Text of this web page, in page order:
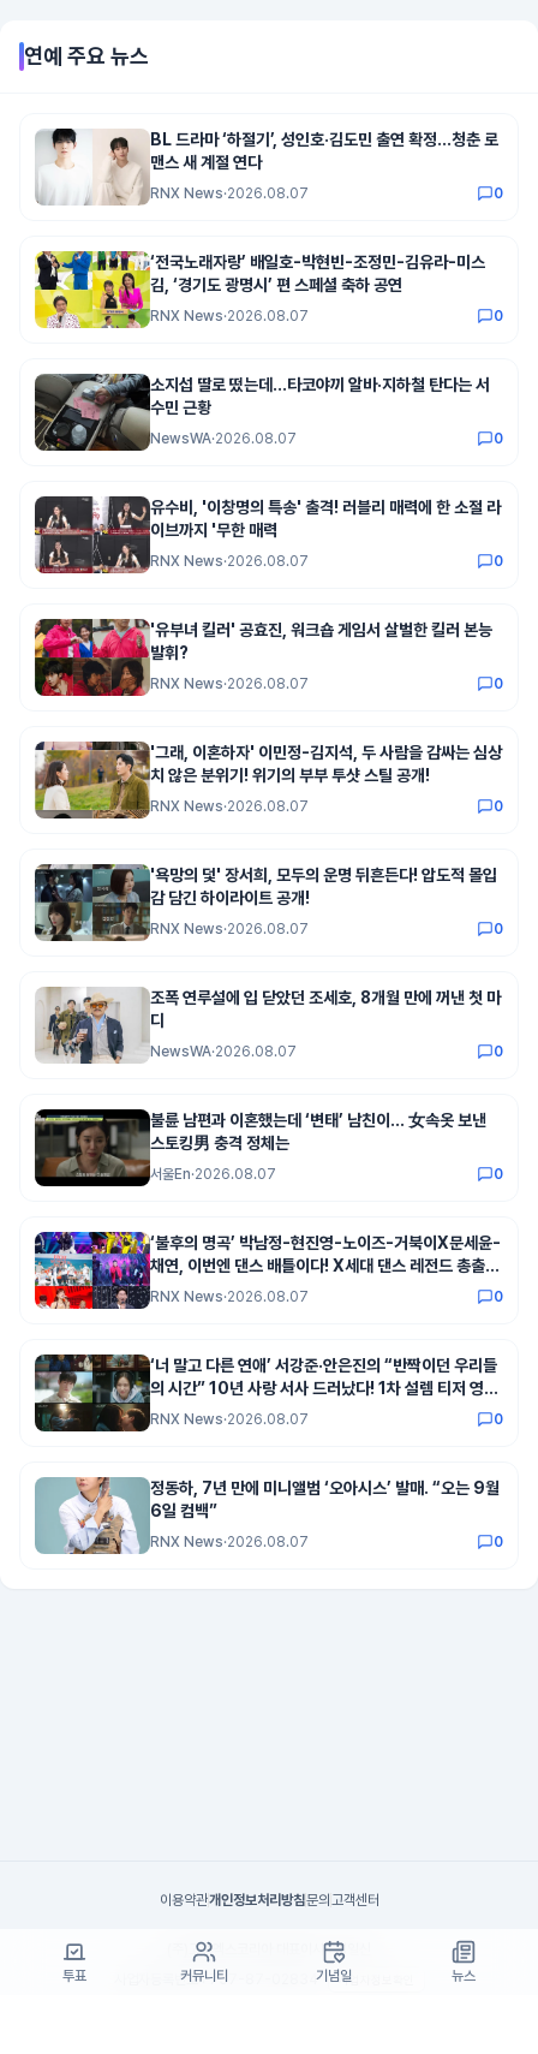
연예 주요 뉴스
BL 드라마 ‘하절기’, 성인호·김도민 출연 확정…청춘 로
맨스 새 계절 연다
RNX News·2026.08.07 0
‘전국노래자랑’ 배일호-박현빈-조정민-김유라-미스
김, ‘경기도 광명시’ 편 스페셜 축하 공연
RNX News·2026.08.07 0
소지섭 딸로 떴는데…타코야끼 알바·지하철 탄다는 서
수민 근황
NewsWA·2026.08.07 0
유수비, '이창명의 특송' 출격! 러블리 매력에 한 소절 라
이브까지 '무한 매력
RNX News·2026.08.07 0
'유부녀 킬러' 공효진, 워크숍 게임서 살벌한 킬러 본능
발휘?
RNX News·2026.08.07 0
'그래, 이혼하자' 이민정-김지석, 두 사람을 감싸는 심상
치 않은 분위기! 위기의 부부 투샷 스틸 공개!
RNX News·2026.08.07 0
'욕망의 덫' 장서희, 모두의 운명 뒤흔든다! 압도적 몰입
감 담긴 하이라이트 공개!
RNX News·2026.08.07 0
조폭 연루설에 입 닫았던 조세호, 8개월 만에 꺼낸 첫 마
디
NewsWA·2026.08.07 0
불륜 남편과 이혼했는데 ‘변태’ 남친이… 女속옷 보낸
스토킹男 충격 정체는
서울En·2026.08.07 0
‘불후의 명곡’ 박남정-현진영-노이즈-거북이X문세윤-
채연, 이번엔 댄스 배틀이다! X세대 댄스 레전드 총출
동! 댄스 본능 깨운다!
RNX News·2026.08.07 0
‘너 말고 다른 연애’ 서강준·안은진의 “반짝이던 우리들
의 시간” 10년 사랑 서사 드러났다! 1차 설렘 티저 영상
공개!
RNX News·2026.08.07 0
정동하, 7년 만에 미니앨범 ‘오아시스’ 발매. “오는 9월
6일 컴백”
RNX News·2026.08.07 0
이용약관개인정보처리방침문의 고객센터
(주)고투엑스코리아 대표이사 : 김일신
사업자등록번호 : 737-87-02834
사업자정보확인
투표 커뮤니티 기념일 뉴스